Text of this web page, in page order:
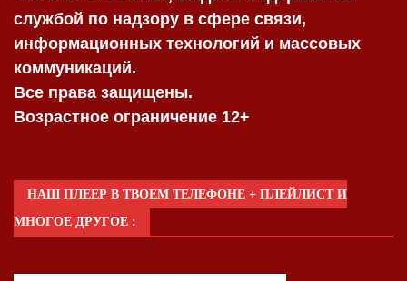
службой по надзору в сфере связи,
информационных технологий и массовых
коммуникаций.
Все права защищены.
Возрастное ограничение 12+
НАШ ПЛЕЕР В ТВОЕМ ТЕЛЕФОНЕ + ПЛЕЙЛИСТ И
МНОГОЕ ДРУГОЕ :